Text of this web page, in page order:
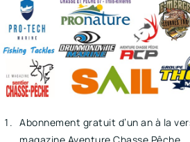
Abonnement gratuit d’un an à la